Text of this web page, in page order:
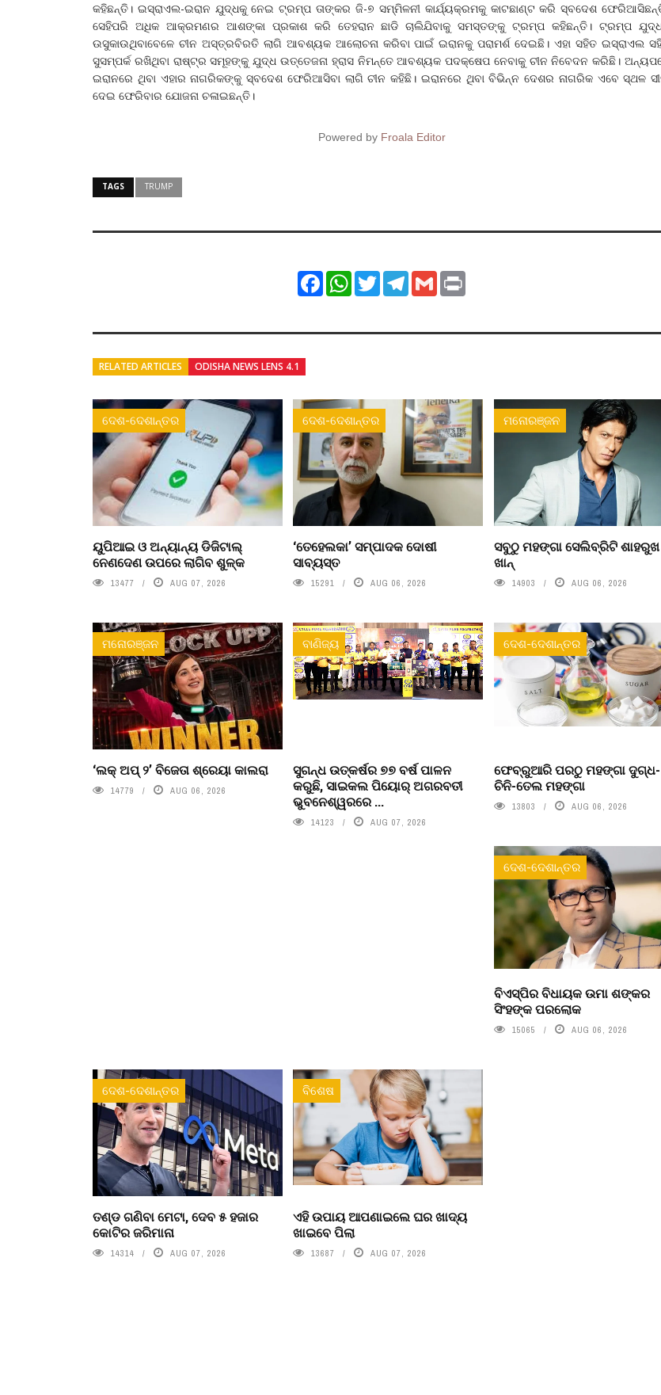
କହିଛନ୍ତି। ଇସ୍ରାଏଲ-ଇରାନ ଯୁଦ୍ଧକୁ ନେଇ ଟ୍ରମ୍ପ ତାଙ୍କର ଜି-୭ ସମ୍ମିଳନୀ କାର୍ଯ୍ୟକ୍ରମକୁ କାଟଛାଣ୍ଟ କରି ସ୍ବଦେଶ
ସେହିପରି ଅଧିକ ଆକ୍ରମଣର ଆଶଙ୍କା ପ୍ରକାଶ କରି ତେହରାନ ଛାଡି ଚାଲିଯିବାକୁ ସମସ୍ତଙ୍କୁ ଟ୍ରମ୍ପ କହିଛନ୍ତି। ଟ୍ରମ୍ପ
ଉସୁକାଉଥିବାବେଳେ ଚୀନ ଅସ୍ତ୍ରବିରତି ଲାଗି ଆବଶ୍ୟକ ଆଲୋଚନା କରିବା ପାଇଁ ଇରାନକୁ ପରାମର୍ଶ ଦେଇଛି। ଏହା ସହିତ ଇସ୍ରାଏଲ
ସୁସମ୍ପର୍କ ରଖିଥିବା ରାଷ୍ଟ୍ର ସମୂହଙ୍କୁ ଯୁଦ୍ଧ ଉତ୍ତେଜନା ହ୍ରାସ ନିମନ୍ତେ ଆବଶ୍ୟକ ପଦକ୍ଷେପ ନେବାକୁ ଚୀନ ନିବେଦନ କରିଛି।
ଇରାନରେ ଥିବା ଏହାର ନାଗରିକଙ୍କୁ ସ୍ବଦେଶ ଫେରିଆସିବା ଲାଗି ଚୀନ କହିଛି। ଇରାନରେ ଥିବା ବିଭିନ୍ନ ଦେଶର ନାଗରିକ ଏବେ ସ୍ଥଳ
ଦେଇ ଫେରିବାର ଯୋଜନା ଚଳାଇଛନ୍ତି।
Powered by Froala Editor
TAGS TRUMP
FacebookWhatsApp
TwitterTelegram
Gmail
RELATED ARTICLES ODISHA NEWS LENS 4.1
ଦେଶ-ଦେଶାନ୍ତର
ୟୁପିଆଇ ଓ ଅନ୍ୟାନ୍ୟ ଡିଜିଟାଲ୍
ନେଣଦେଣ ଉପରେ ଲାଗିବ ଶୁଳ୍କ
13477 AUG 07, 2026
ଦେଶ-ଦେଶାନ୍ତର
‘ତେହେଲକା’ ସମ୍ପାଦକ ଦୋଷୀ
ସାବ୍ୟସ୍ତ
15291 AUG 06, 2026
ମନୋରଞ୍ଜନ
ସବୁଠୁ ମହଙ୍ଗା ସେଲିବ୍ରିଟି ଶାହରୁଖ
ଖାନ୍
14903 AUG 06, 2026
ମନୋରଞ୍ଜନ
‘ଲକ୍ ଅପ୍ ୨’ ବିଜେତା ଶ୍ରେୟା କାଲରା
14779 AUG 06, 2026
ବାଣିଜ୍ୟ
ସୁଗନ୍ଧ ଉତ୍କର୍ଷର ୭୭ ବର୍ଷ ପାଳନ
କରୁଛି, ସାଇକଲ ପିୟୋର୍‌ ଅଗରବତୀ
ଭୁବନେଶ୍ୱରରେ ...
14123 AUG 07, 2026
ଦେଶ-ଦେଶାନ୍ତର
ଫେବ୍ରୁଆରି ପରଠୁ ମହଙ୍ଗା ଦୁଗ୍ଧ-
ଚିନି-ତେଲ ମହଙ୍ଗା
13803 AUG 06, 2026
ଦେଶ-ଦେଶାନ୍ତର
ବିଏସ୍‌ପିର ବିଧାୟକ ଉମା ଶଙ୍କର
ସିଂହଙ୍କ ପରଲୋକ
15065 AUG 06, 2026
ଦେଶ-ଦେଶାନ୍ତର
ତଣ୍ଡ ଗଣିବା ମେଟା, ଦେବ ୫ ହଜାର
କୋଟିର ଜରିମାନା
14314 AUG 07, 2026
ବିଶେଷ
ଏହି ଉପାୟ ଆପଣାଇଲେ ଘର ଖାଦ୍ୟ
ଖାଇବେ ପିଲା
13687 AUG 07, 2026